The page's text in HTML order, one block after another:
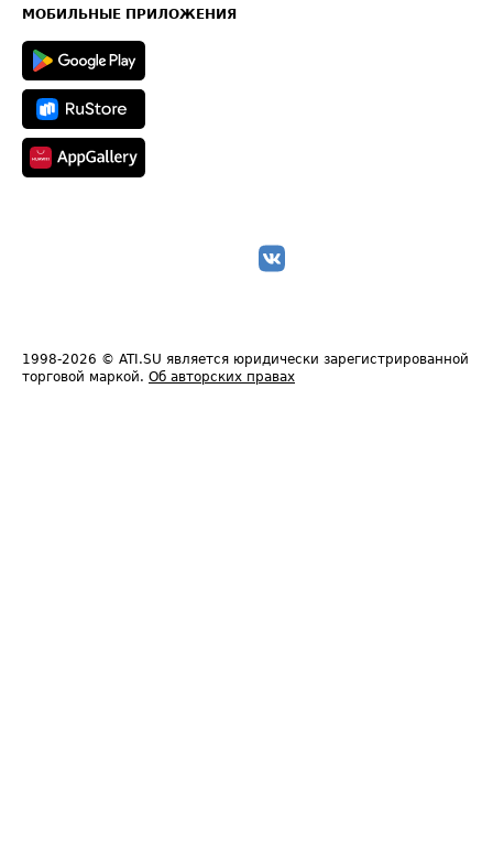
Техническая информация
МОБИЛЬНЫЕ ПРИЛОЖЕНИЯ
1998-2026 © ATI.SU является юридически зарегистрированной
торговой маркой. Об авторских правах